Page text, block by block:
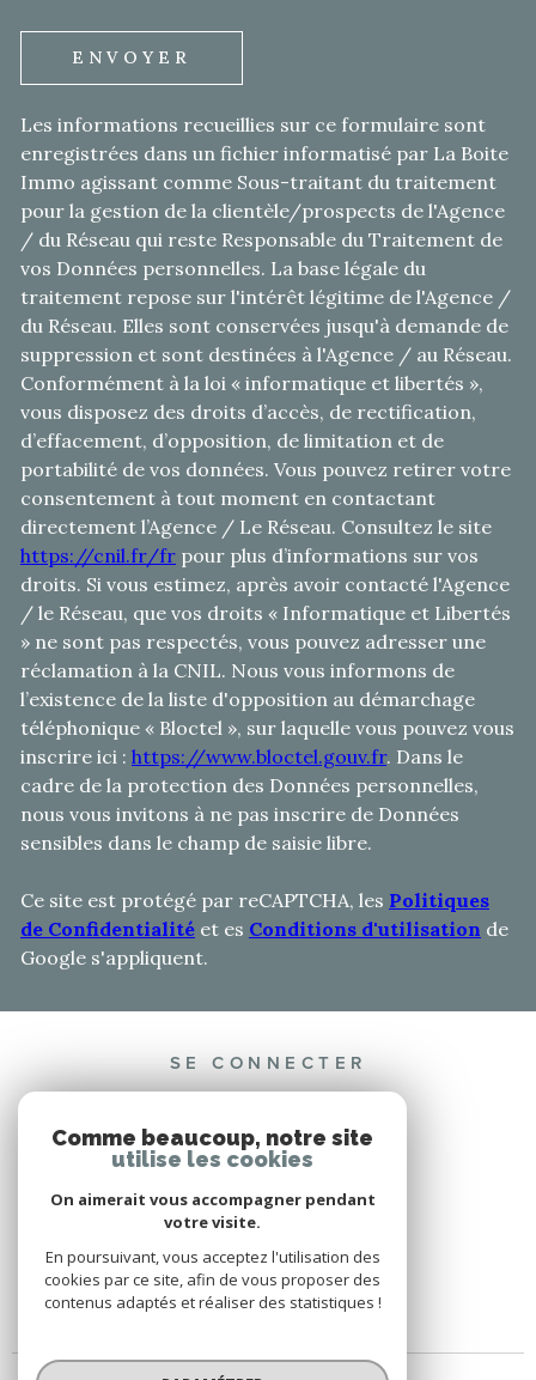
ENVOYER
Les informations recueillies sur ce formulaire sont
enregistrées dans un fichier informatisé par La Boite
Immo agissant comme Sous-traitant du traitement
pour la gestion de la clientèle/prospects de l'Agence
/ du Réseau qui reste Responsable du Traitement de
vos Données personnelles. La base légale du
traitement repose sur l'intérêt légitime de l'Agence /
du Réseau. Elles sont conservées jusqu'à demande de
suppression et sont destinées à l'Agence / au Réseau.
Conformément à la loi « informatique et libertés »,
vous disposez des droits d’accès, de rectification,
d’effacement, d’opposition, de limitation et de
portabilité de vos données. Vous pouvez retirer votre
consentement à tout moment en contactant
directement l’Agence / Le Réseau. Consultez le site
https://cnil.fr/fr pour plus d’informations sur vos
droits. Si vous estimez, après avoir contacté l'Agence
/ le Réseau, que vos droits « Informatique et Libertés
» ne sont pas respectés, vous pouvez adresser une
réclamation à la CNIL. Nous vous informons de
l’existence de la liste d'opposition au démarchage
téléphonique « Bloctel », sur laquelle vous pouvez vous
inscrire ici : https://www.bloctel.gouv.fr. Dans le
cadre de la protection des Données personnelles,
nous vous invitons à ne pas inscrire de Données
sensibles dans le champ de saisie libre.
Ce site est protégé par reCAPTCHA, les Politiques
de Confidentialité et es Conditions d'utilisation de
Google s'appliquent.
SE CONNECTER
ESPACE PROPRIÉTAIRE
ADHÉRENTS
Comme beaucoup, notre site
utilise les cookies
On aimerait vous accompagner pendant
votre visite.
En poursuivant, vous acceptez l'utilisation des
cookies par ce site, afin de vous proposer des
contenus adaptés et réaliser des statistiques !